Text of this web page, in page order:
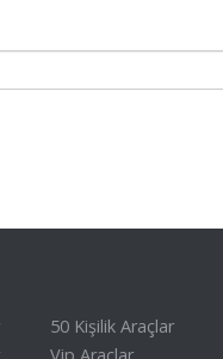
50 Kişilik Araçlar